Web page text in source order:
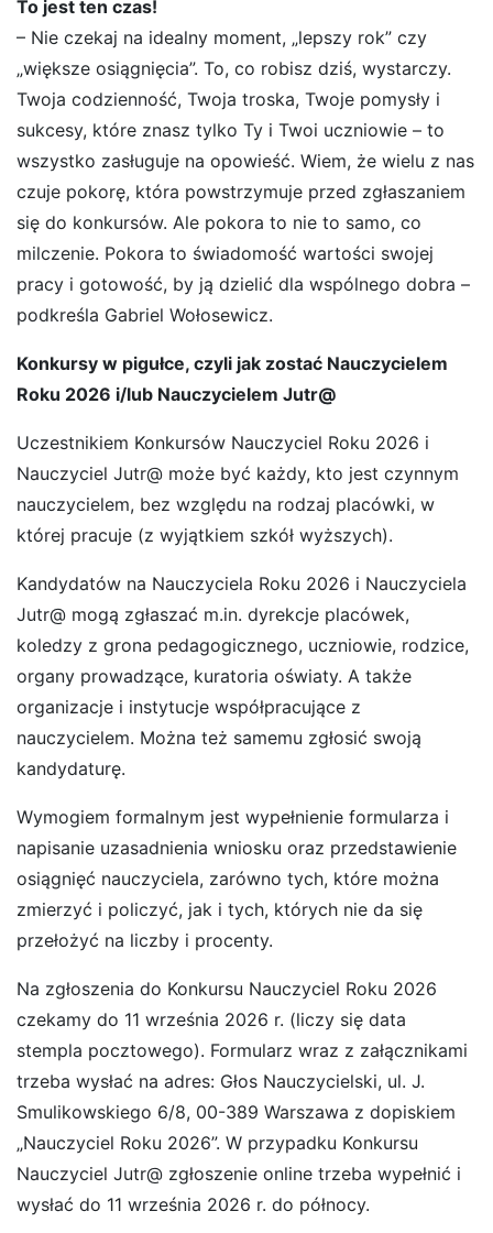
To jest ten czas!
– Nie czekaj na idealny moment, „lepszy rok” czy
„większe osiągnięcia”. To, co robisz dziś, wystarczy.
Twoja codzienność, Twoja troska, Twoje pomysły i
sukcesy, które znasz tylko Ty i Twoi uczniowie – to
wszystko zasługuje na opowieść. Wiem, że wielu z nas
czuje pokorę, która powstrzymuje przed zgłaszaniem
się do konkursów. Ale pokora to nie to samo, co
milczenie. Pokora to świadomość wartości swojej
pracy i gotowość, by ją dzielić dla wspólnego dobra –
podkreśla Gabriel Wołosewicz.
Konkursy w pigułce, czyli jak zostać Nauczycielem
Roku 2026 i/lub Nauczycielem Jutr@
Uczestnikiem Konkursów Nauczyciel Roku 2026 i
Nauczyciel Jutr@ może być każdy, kto jest czynnym
nauczycielem, bez względu na rodzaj placówki, w
której pracuje (z wyjątkiem szkół wyższych).
Kandydatów na Nauczyciela Roku 2026 i Nauczyciela
Jutr@ mogą zgłaszać m.in. dyrekcje placówek,
koledzy z grona pedagogicznego, uczniowie, rodzice,
organy prowadzące, kuratoria oświaty. A także
organizacje i instytucje współpracujące z
nauczycielem. Można też samemu zgłosić swoją
kandydaturę.
Wymogiem formalnym jest wypełnienie formularza i
napisanie uzasadnienia wniosku oraz przedstawienie
osiągnięć nauczyciela, zarówno tych, które można
zmierzyć i policzyć, jak i tych, których nie da się
przełożyć na liczby i procenty.
Na zgłoszenia do Konkursu Nauczyciel Roku 2026
czekamy do 11 września 2026 r. (liczy się data
stempla pocztowego). Formularz wraz z załącznikami
trzeba wysłać na adres: Głos Nauczycielski, ul. J.
Smulikowskiego 6/8, 00-389 Warszawa z dopiskiem
„Nauczyciel Roku 2026”. W przypadku Konkursu
Nauczyciel Jutr@ zgłoszenie online trzeba wypełnić i
wysłać do 11 września 2026 r. do północy.